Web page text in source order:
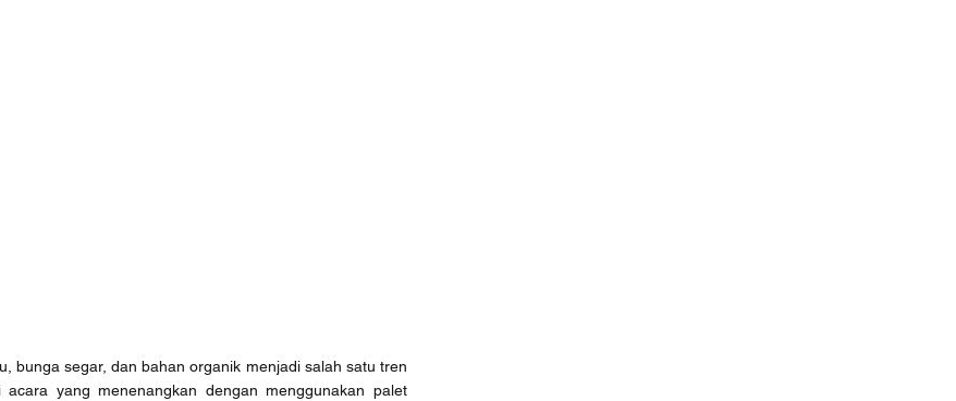
bunga segar, dan bahan organik menjadi salah satu tren
yang menenangkan dengan menggunakan palet